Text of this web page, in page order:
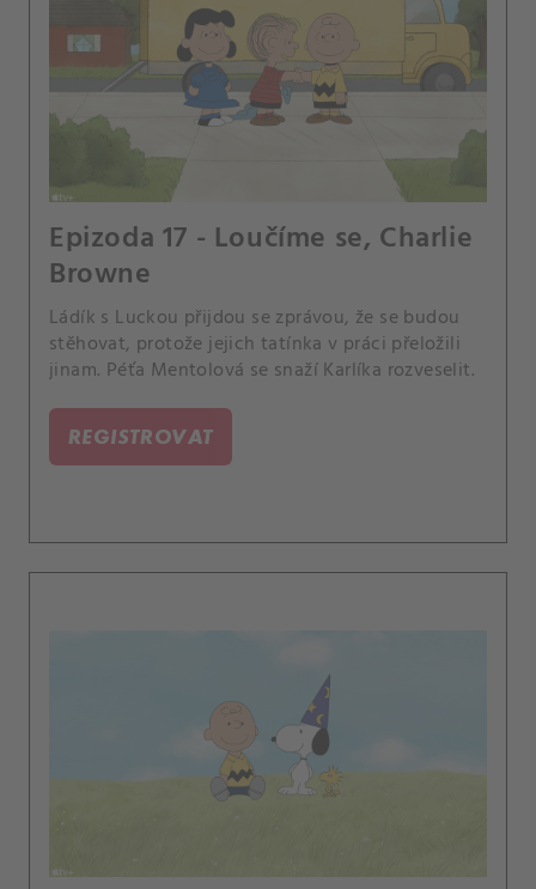
Epizoda 17 - Loučíme se, Charlie
Browne
Ládík s Luckou přijdou se zprávou, že se budou
stěhovat, protože jejich tatínka v práci přeložili
jinam. Péťa Mentolová se snaží Karlíka rozveselit.
REGISTROVAT